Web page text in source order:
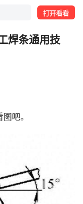
打开看看
焊条通用技
吧。